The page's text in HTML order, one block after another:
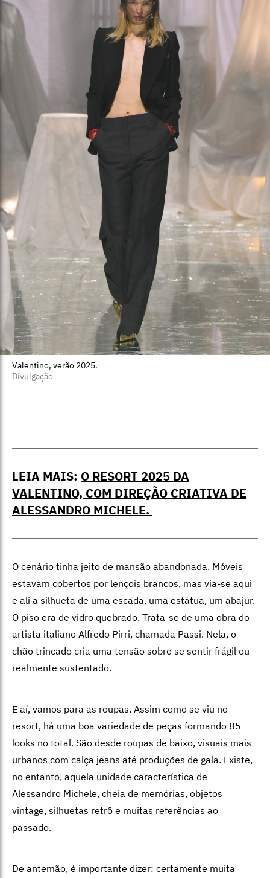
Valentino, verão 2025.
Divulgação
LEIA MAIS: O RESORT 2025 DA
VALENTINO, COM DIREÇÃO CRIATIVA DE
ALESSANDRO MICHELE.
O cenário tinha jeito de mansão abandonada. Móveis
estavam cobertos por lençois brancos, mas via-se aqui
e ali a silhueta de uma escada, uma estátua, um abajur.
O piso era de vidro quebrado. Trata-se de uma obra do
artista italiano Alfredo Pirri, chamada Passi. Nela, o
chão trincado cria uma tensão sobre se sentir frágil ou
realmente sustentado.
E aí, vamos para as roupas. Assim como se viu no
resort, há uma boa variedade de peças formando 85
looks no total. São desde roupas de baixo, visuais mais
urbanos com calça jeans até produções de gala. Existe,
no entanto, aquela unidade característica de
Alessandro Michele, cheia de memórias, objetos
vintage, silhuetas retrô e muitas referências ao
passado.
De antemão, é importante dizer: certamente muita